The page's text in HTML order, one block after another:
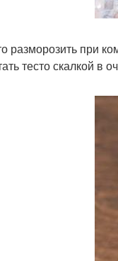
разморозить при
тесто скалкой в